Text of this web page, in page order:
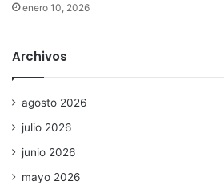
enero 10, 2026
Archivos
agosto 2026
julio 2026
junio 2026
mayo 2026